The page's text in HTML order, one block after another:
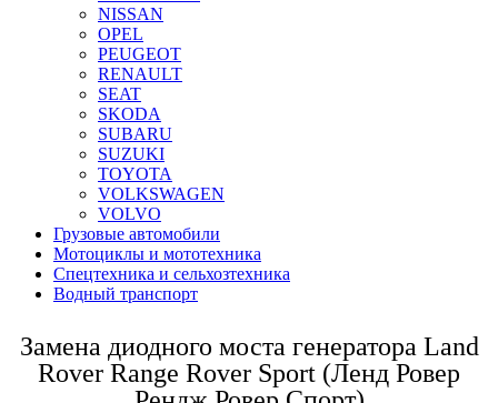
NISSAN
OPEL
PEUGEOT
RENAULT
SEAT
SKODA
SUBARU
SUZUKI
TOYOTA
VOLKSWAGEN
VOLVO
Грузовые автомобили
Мотоциклы и мототехника
Спецтехника и сельхозтехника
Водный транспорт
Замена диодного моста генератора Land
Rover Range Rover Sport (Ленд Ровер